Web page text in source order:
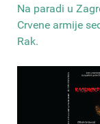
Na paradi u
Crvene armije
Rak.